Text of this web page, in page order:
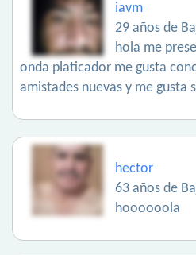
iavm
29 años de
hola me
onda platicador me gusta
amistades nuevas y me gusta
hector
63 años de
hoooooola